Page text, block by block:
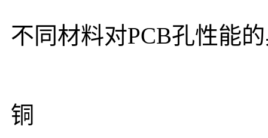
不同材料对PCB孔性能
铜